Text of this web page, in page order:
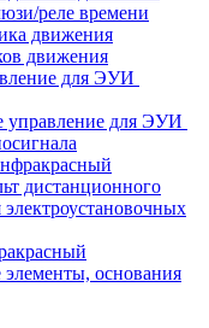
реле времени
движения
движения
для ЭУИ
управление для ЭУИ
дистанционного
основания